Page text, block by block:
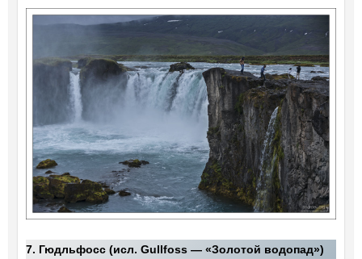
7. Гюдльфосс (исл. Gullfoss — «Золотой водопад»)